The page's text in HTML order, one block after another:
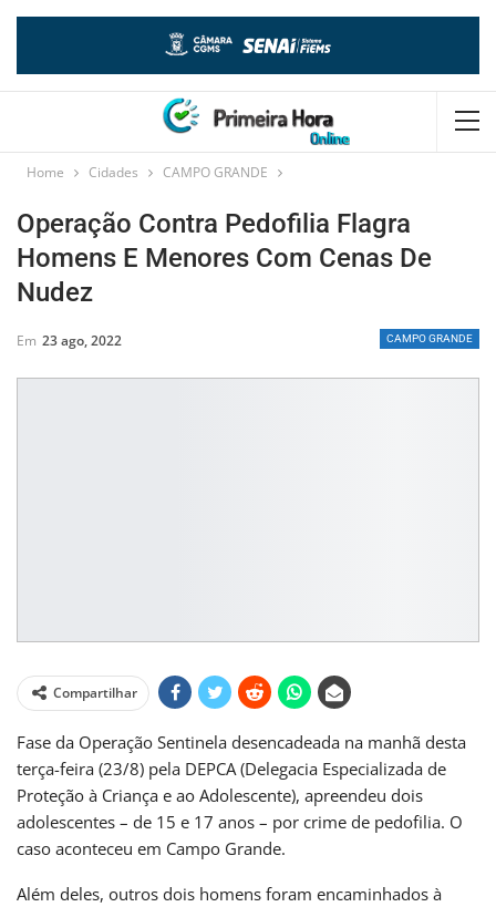
Home Cidades CAMPO GRANDE
Operação Contra Pedofilia Flagra
Homens E Menores Com Cenas De
Nudez
CAMPO GRANDE
Em 23 ago, 2022
Compartilhar
Fase da Operação Sentinela desencadeada na manhã desta
terça-feira (23/8) pela DEPCA (Delegacia Especializada de
Proteção à Criança e ao Adolescente), apreendeu dois
adolescentes – de 15 e 17 anos – por crime de pedofilia. O
caso aconteceu em Campo Grande.
Além deles, outros dois homens foram encaminhados à